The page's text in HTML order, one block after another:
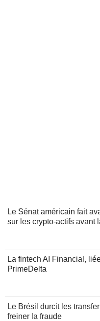
Le Sénat américain fait
sur les crypto-actifs avant
La fintech AI Financial,
PrimeDelta
Le Brésil durcit les
freiner la fraude